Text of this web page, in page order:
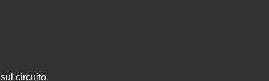
circuito